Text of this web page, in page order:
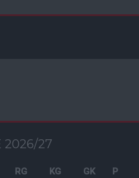
2026/27
RG KG GK P